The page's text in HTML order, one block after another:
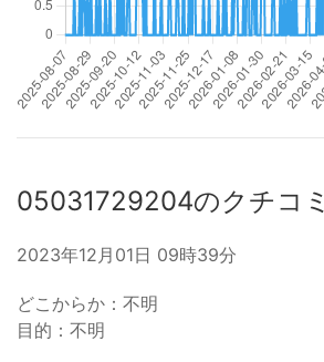
05031729204のクチコミ
2023年12月01日 09時39分
どこからか：不明
目的：不明